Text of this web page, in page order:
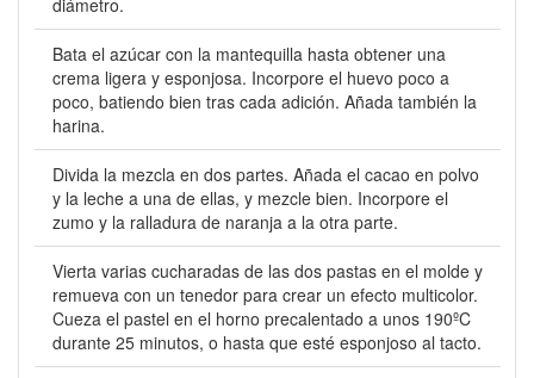
diámetro.
Bata el azúcar con la mantequilla hasta obtener una
crema ligera y esponjosa. Incorpore el huevo poco a
poco, batiendo bien tras cada adición. Añada también la
harina.
Divida la mezcla en dos partes. Añada el cacao en polvo
y la leche a una de ellas, y mezcle bien. Incorpore el
zumo y la ralladura de naranja a la otra parte.
Vierta varias cucharadas de las dos pastas en el molde y
remueva con un tenedor para crear un efecto multicolor.
Cueza el pastel en el horno precalentado a unos 190ºC
durante 25 minutos, o hasta que esté esponjoso al tacto.